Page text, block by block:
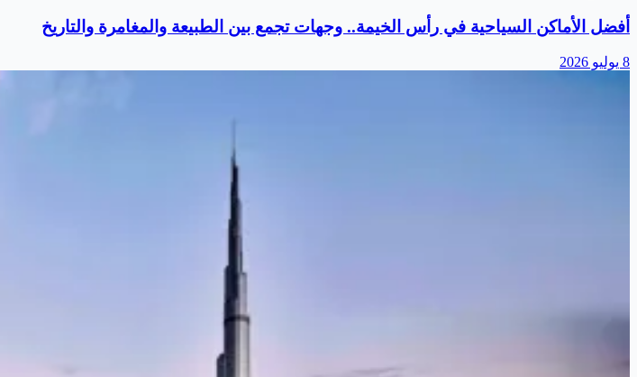
أفضل الأماكن السياحية في رأس الخيمة.. وجهات تجمع بين الطبيعة والمغامرة والتاريخ
8 يوليو 2026